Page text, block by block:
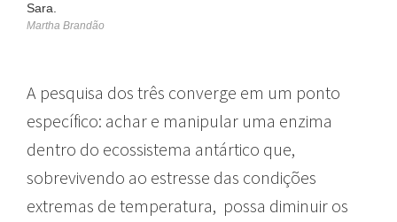
Sara.
Martha Brandão
A pesquisa dos três converge em um ponto
específico: achar e manipular uma enzima
dentro do ecossistema antártico que,
sobrevivendo ao estresse das condições
extremas de temperatura, possa diminuir os